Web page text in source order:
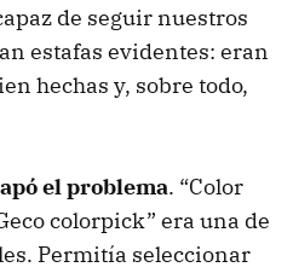
de seguir nuestros
estafas evidentes: eran
hechas y, sobre todo,
el problema. “Color
colorpick” era una de
Permitía seleccionar